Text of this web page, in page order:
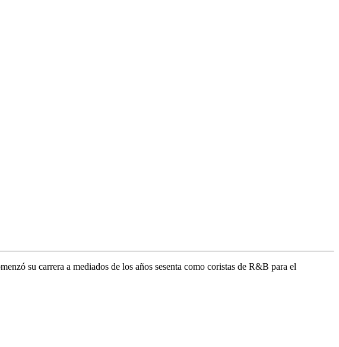
su carrera a mediados de los años sesenta como coristas de R&B para el